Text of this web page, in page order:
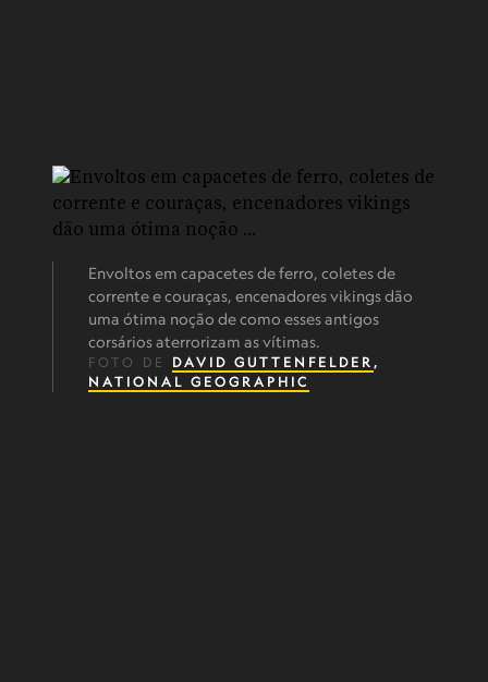
Envoltos em capacetes de ferro, coletes de
corrente e couraças, encenadores vikings dão
uma ótima noção de como esses antigos
corsários aterrorizam as vítimas.
FOTO DE DAVID GUTTENFELDER ,
NATIONAL GEOGRAPHIC